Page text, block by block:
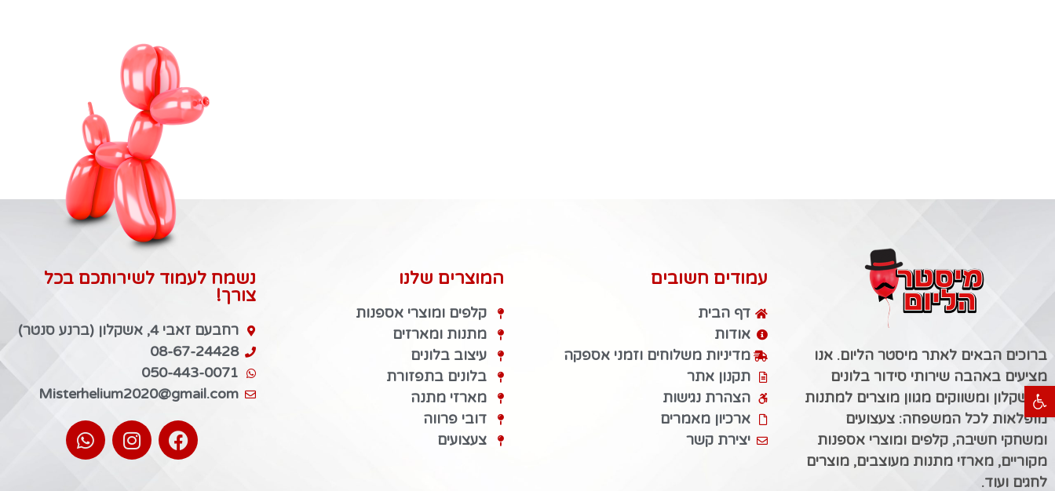
פתח סרגל נגישות
ברוכים הבאים לאתר מיסטר הליום. אנו
מציעים באהבה שירותי סידור בלונים
באשקלון ומשווקים מגוון מוצרים למתנות
מופלאות לכל המשפחה: צעצועים
ומשחקי חשיבה, קלפים ומוצרי אספנות
מקוריים, מארזי מתנות מעוצבים, מוצרים
לחגים ועוד.
עמודים חשובים
דף הבית
אודות
מדיניות משלוחים וזמני אספקה
תקנון אתר
הצהרת נגישות
ארכיון מאמרים
יצירת קשר
המוצרים שלנו
קלפים ומוצרי אספנות
מתנות ומארזים
עיצוב בלונים
בלונים בתפזורת
מארזי מתנה
דובי פרווה
צעצועים
נשמח לעמוד לשירותכם בכל
צורך!
רחבעם זאבי 4, אשקלון (ברנע סנטר)
08-67-24428
050-443-0071
Misterhelium2020@gmail.com